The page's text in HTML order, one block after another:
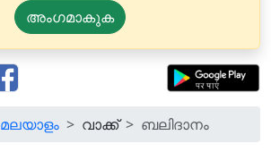
അംഗമാകുക
മലയാളം വാക്ക് ബലിദാനം